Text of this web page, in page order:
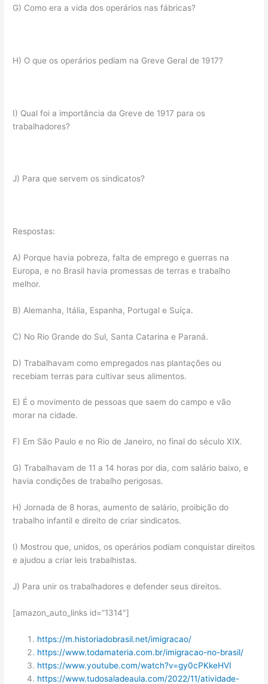
G) Como era a vida dos operários nas fábricas?
H) O que os operários pediam na Greve Geral de 1917?
I) Qual foi a importância da Greve de 1917 para os
trabalhadores?
J) Para que servem os sindicatos?
Respostas:
A) Porque havia pobreza, falta de emprego e guerras na
Europa, e no Brasil havia promessas de terras e trabalho
melhor.
B) Alemanha, Itália, Espanha, Portugal e Suíça.
C) No Rio Grande do Sul, Santa Catarina e Paraná.
D) Trabalhavam como empregados nas plantações ou
recebiam terras para cultivar seus alimentos.
E) É o movimento de pessoas que saem do campo e vão
morar na cidade.
F) Em São Paulo e no Rio de Janeiro, no final do século XIX.
G) Trabalhavam de 11 a 14 horas por dia, com salário baixo, e
havia condições de trabalho perigosas.
H) Jornada de 8 horas, aumento de salário, proibição do
trabalho infantil e direito de criar sindicatos.
I) Mostrou que, unidos, os operários podiam conquistar direitos
e ajudou a criar leis trabalhistas.
J) Para unir os trabalhadores e defender seus direitos.
[amazon_auto_links id=”1314″]
https://m.historiadobrasil.net/imigracao/
https://www.todamateria.com.br/imigracao-no-brasil/
https://www.youtube.com/watch?v=gy0cPKkeHVI
https://www.tudosaladeaula.com/2022/11/atividade-